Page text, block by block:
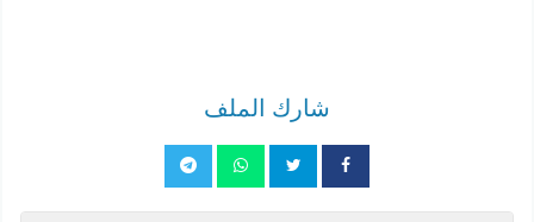
شارك الملف